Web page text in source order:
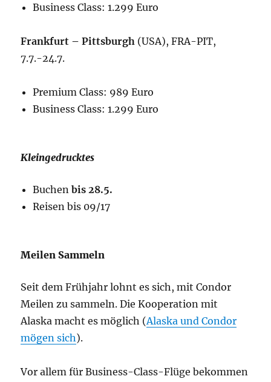
Business Class: 1.299 Euro
Frankfurt – Pittsburgh (USA), FRA-PIT,
7.7.-24.7.
Premium Class: 989 Euro
Business Class: 1.299 Euro
Kleingedrucktes
Buchenbis 28.5.
Reisen bis 09/17
Meilen Sammeln
Seit dem Frühjahr lohnt es sich, mit Condor
Meilen zu sammeln. Die Kooperation mit
Alaska macht es möglich (Alaska und Condor
mögen sich).
Vor allem für Business-Class-Flüge bekommen